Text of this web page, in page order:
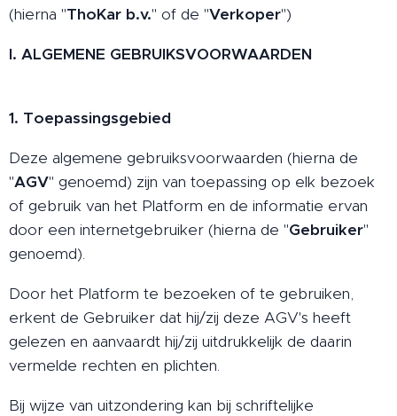
(hierna "ThoKar b.v." of de "Verkoper")
I. ALGEMENE GEBRUIKSVOORWAARDEN
1. Toepassingsgebied
Deze algemene gebruiksvoorwaarden (hierna de
"AGV" genoemd) zijn van toepassing op elk bezoek
of gebruik van het Platform en de informatie ervan
door een internetgebruiker (hierna de "Gebruiker"
genoemd).
Door het Platform te bezoeken of te gebruiken,
erkent de Gebruiker dat hij/zij deze AGV's heeft
gelezen en aanvaardt hij/zij uitdrukkelijk de daarin
vermelde rechten en plichten.
Bij wijze van uitzondering kan bij schriftelijke